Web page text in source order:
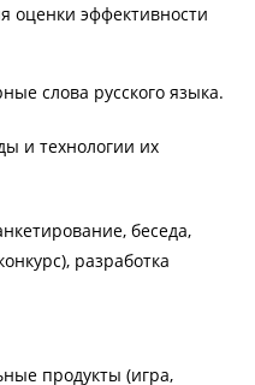
оценки эффективности
слова русского языка.
и технологии их
беседа,
разработка
продукты (игра,